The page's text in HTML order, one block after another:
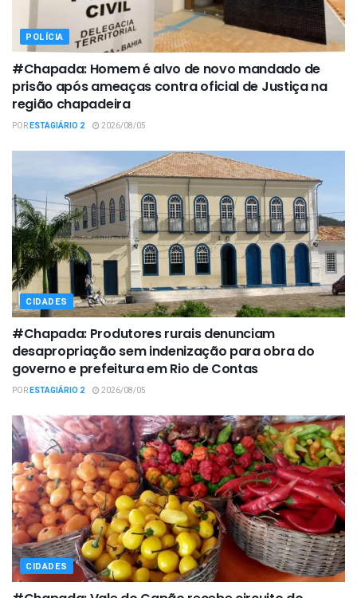
POLÍCIA
#Chapada: Homem é alvo de novo mandado de
prisão após ameaças contra oficial de Justiça na
região chapadeira
PORESTAGIÁRIO 2 2026/08/05
CIDADES
#Chapada: Produtores rurais denunciam
desapropriação sem indenização para obra do
governo e prefeitura em Rio de Contas
PORESTAGIÁRIO 2 2026/08/05
CIDADES